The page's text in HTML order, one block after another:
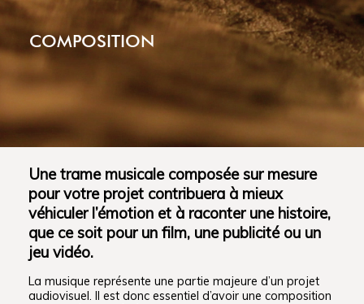
COMPOSITION
Une trame musicale composée sur mesure
pour votre projet contribuera à mieux
véhiculer l’émotion et à raconter une histoire,
que ce soit pour un film, une publicité ou un
jeu vidéo.
La musique représente une partie majeure d’un projet
audiovisuel. Il est donc essentiel d’avoir une composition